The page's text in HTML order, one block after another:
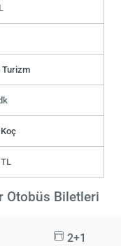
Turizm
Otobüs Biletleri
2+1